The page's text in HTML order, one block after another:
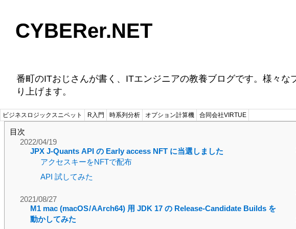
CYBERer.NET
番町のITおじさんが書く、ITエンジニアの教養ブログです。様々
り上げます。
ビジネスロジックスニペット R入門 時系列分析 オプション計算機 合同会社VIRTUE
目次
2022/04/19
JPX J-Quants API の Early access NFT に当選しました
アクセスキーをNFTで配布
API 試してみた
2021/08/27
M1 mac (macOS / AArch64) 用 JDK 17 の Release-Candidate Builds を
動かしてみた